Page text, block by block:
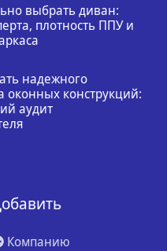
выбрать диван:
плотность ППУ и
надежного
оконных конструкций:
аудит
Компанию